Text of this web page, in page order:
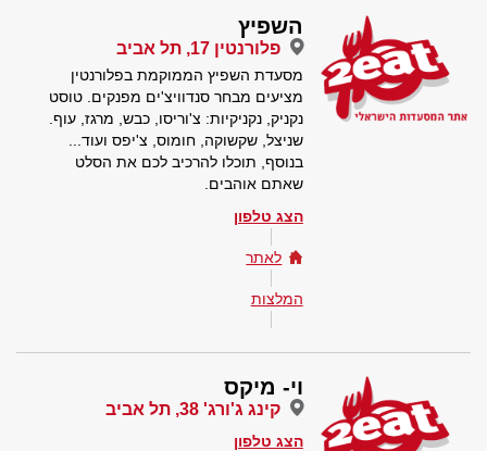
השפיץ
פלורנטין 17, תל אביב
מסעדת השפיץ הממוקמת בפלורנטין
מציעים מבחר סנדוויצ'ים מפנקים. טוסט
נקניק, נקניקיות: צ'וריסו, כבש, מרגז, עוף.
שניצל, שקשוקה, חומוס, צ'יפס ועוד...
בנוסף, תוכלו להרכיב לכם את הסלט
שאתם אוהבים.
הצג טלפון
לאתר
המלצות
וי- מיקס
קינג ג'ורג' 38, תל אביב
הצג טלפון